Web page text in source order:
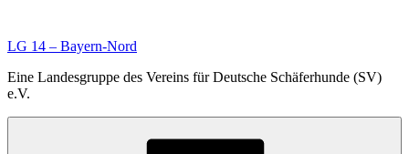
springen
LG 14 – Bayern-Nord
Eine Landesgruppe des Vereins für Deutsche Schäferhunde (SV)
e.V.